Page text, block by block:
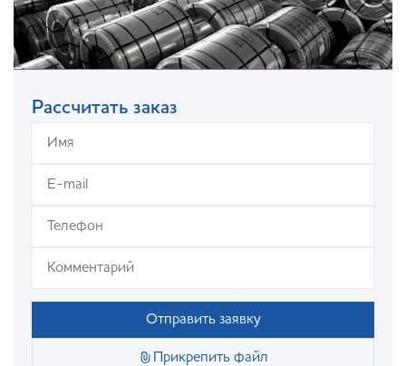
Рассчитать заказ
Отправить заявку
Прикрепить файл